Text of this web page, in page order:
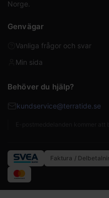
Norge.
Genvägar
Vanliga frågor och svar
Min sida
Behöver du hjälp?
kundservice@terratide.se
Faktura /